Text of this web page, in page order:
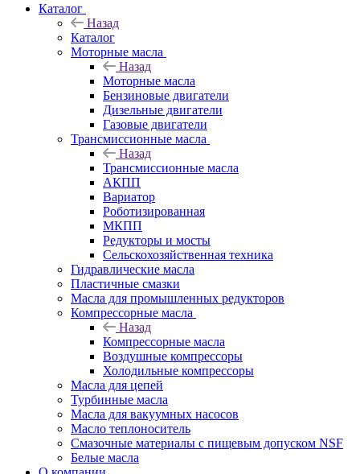
Каталог
Назад
Каталог
Моторные масла
Назад
Моторные масла
Бензиновые двигатели
Дизельные двигатели
Газовые двигатели
Трансмиссионные масла
Назад
Трансмиссионные масла
АКПП
Вариатор
Роботизированная
МКПП
Редукторы и мосты
Сельскохозяйственная техника
Гидравлические масла
Пластичные смазки
Масла для промышленных редукторов
Компрессорные масла
Назад
Компрессорные масла
Воздушные компрессоры
Холодильные компрессоры
Масла для цепей
Турбинные масла
Масла для вакуумных насосов
Масло теплоноситель
Смазочные материалы с пищевым допуском NSF
Белые масла